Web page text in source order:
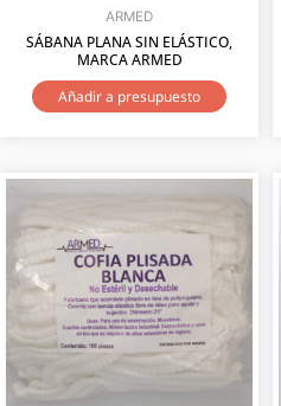
ARMED
SÁBANA PLANA SIN ELÁSTICO,
MARCA ARMED
Añadir a presupuesto